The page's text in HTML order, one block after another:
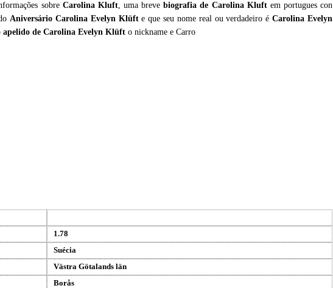
sobre Carolina Kluft, uma brevebiografia de Carolina Kluftem portugues con
Aniversário Carolina Evelyn Klüfte que seu nome real ou verdadeiro éCarolina Evelyn
apelido de Carolina Evelyn Klüft o nickname e Carro
1.78
Suécia
Västra Götalands län
Borås